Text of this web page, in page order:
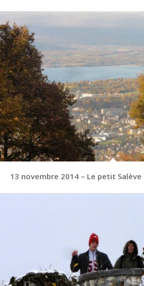
13 novembre 2014 – Le petit Salève